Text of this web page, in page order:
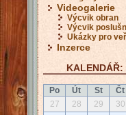
Videogalerie
Výcvik obran
Výcvik
Ukázky pro
Inzerce
Po Út St Čt
27
28 29 30